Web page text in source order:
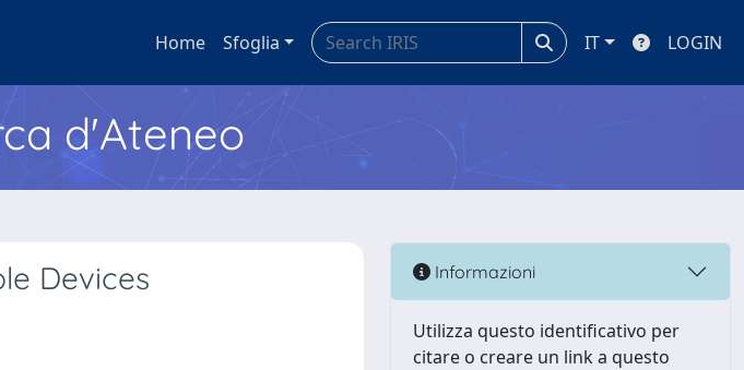
Home Sfoglia IT LOGIN
d'Ateneo
Devices Informazioni
Utilizza questo identificativo per
citare o creare un link a questo